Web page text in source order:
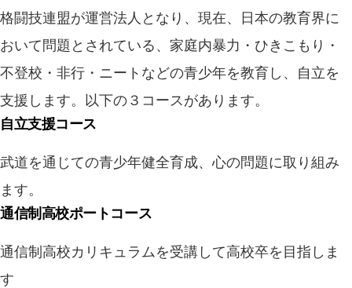
格闘技連盟が運営法人となり、現在、日本の教育界に
おいて問題とされている、家庭内暴力・ひきこもり・
不登校・非行・ニートなどの青少年を教育し、自立を
支援します。以下の３コースがあります。
自立支援コース
武道を通じての青少年健全育成、心の問題に取り組み
ます。
通信制高校ポートコース
通信制高校カリキュラムを受講して高校卒を目指しま
す